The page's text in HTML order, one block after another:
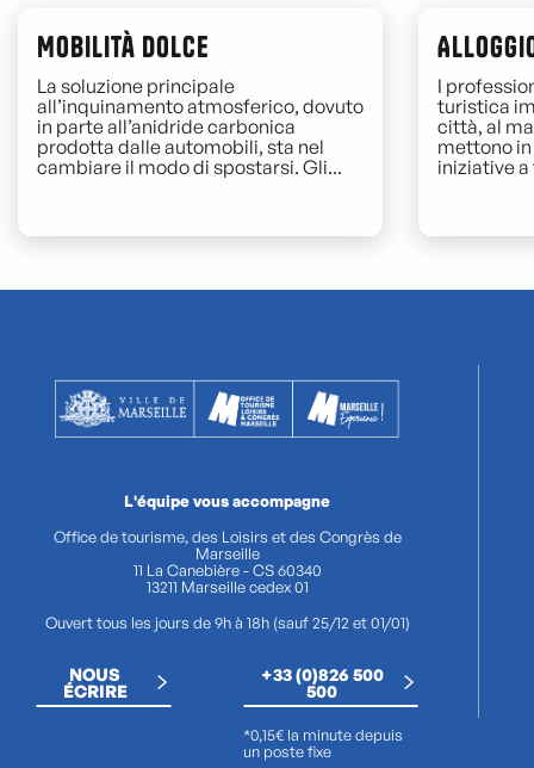
Mobilità dolce
La soluzione principale
all’inquinamento atmosferico, dovuto
in parte all’anidride carbonica
prodotta dalle automobili, sta nel
cambiare il modo di spostarsi. Gli...
I
turistica
città, al
mettono
iniziative
L'équipe vous accompagne
Office de tourisme, des Loisirs et des Congrès de
Marseille
11 La Canebière - CS 60340
13211 Marseille cedex 01
Ouvert tous les jours de 9h à 18h (sauf 25/12 et 01/01)
NOUS
ÉCRIRE
+33 (0)826 500
500
*0,15€ la minute depuis
un poste fixe